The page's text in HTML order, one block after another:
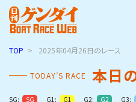
TOP 2025年04月26日のレース
TODAY’S RACE 本⽇
SG: SG G1: G1 G2: G2 G3: